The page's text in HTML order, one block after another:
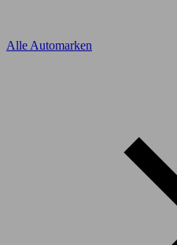
Alle Automarken